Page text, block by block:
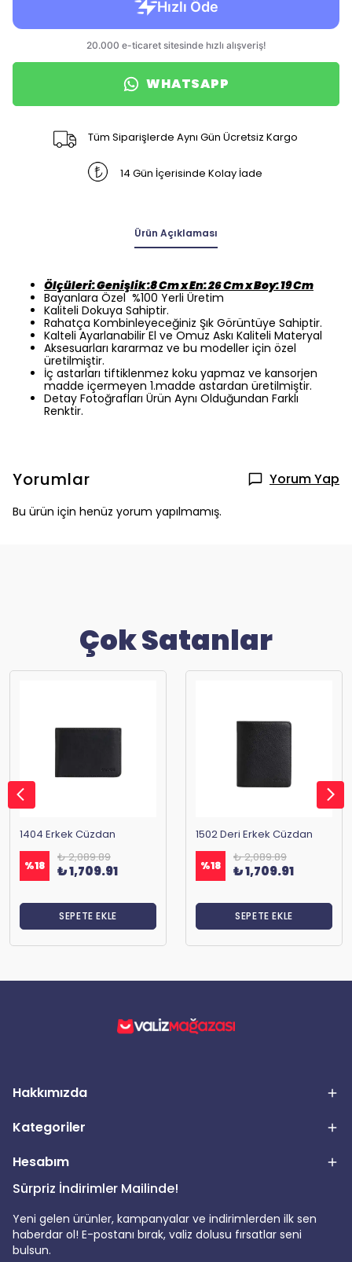
WHATSAPP
Tüm Siparişlerde Aynı Gün Ücretsiz Kargo
14 Gün İçerisinde Kolay İade
Ürün Açıklaması
Ölçüleri: Genişlik :8 Cm x En: 26 Cm x Boy: 19 Cm
Bayanlara Özel %100 Yerli Üretim
Kaliteli Dokuya Sahiptir.
Rahatça Kombinleyeceğiniz Şık Görüntüye Sahiptir.
Kalteli Ayarlanabilir El ve Omuz Askı Kaliteli Materyal
Aksesuarları kararmaz ve bu modeller için özel
üretilmiştir.
İç astarları tiftiklenmez koku yapmaz ve kansorjen
madde içermeyen 1.madde astardan üretilmiştir.
Detay Fotoğrafları Ürün Aynı Olduğundan Farklı
Renktir.
Yorumlar Yorum Yap
Bu ürün için henüz yorum yapılmamış.
Çok Satanlar
1404 Erkek Cüzdan
%18
₺ 2,089.89
₺ 1,709.91
SEPETE EKLE
1502 Deri Erkek Cüzdan
%18
₺ 2,089.89
₺ 1,709.91
SEPETE EKLE
Hakkımızda
Kategoriler
Hesabım
Sürpriz İndirimler Mailinde!
Yeni gelen ürünler, kampanyalar ve indirimlerden ilk sen
haberdar ol! E-postanı bırak, valiz dolusu fırsatlar seni
bulsun.